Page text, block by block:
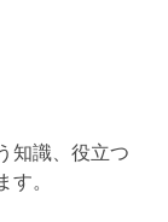
知識、役立つ
。